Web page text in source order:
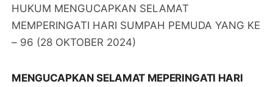
HUKUM MENGUCAPKAN SELAMAT
MEMPERINGATI HARI SUMPAH PEMUDA YANG KE
– 96 (28 OKTOBER 2024)
MENGUCAPKAN SELAMAT MEPERINGATI HARI